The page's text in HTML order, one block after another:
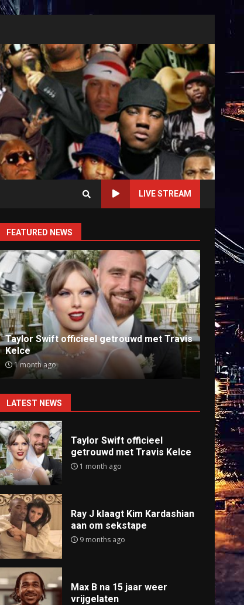
LIVE STREAM
FEATURED NEWS
Ray J klaagt Kim Kardashian aan om
sekstape
9 months ago
Anti-
9
LATEST NEWS
Taylor Swift officieel
getrouwd met Travis Kelce
1 month ago
Ray J klaagt Kim Kardashian
aan om sekstape
9 months ago
Max B na 15 jaar weer
vrijgelaten